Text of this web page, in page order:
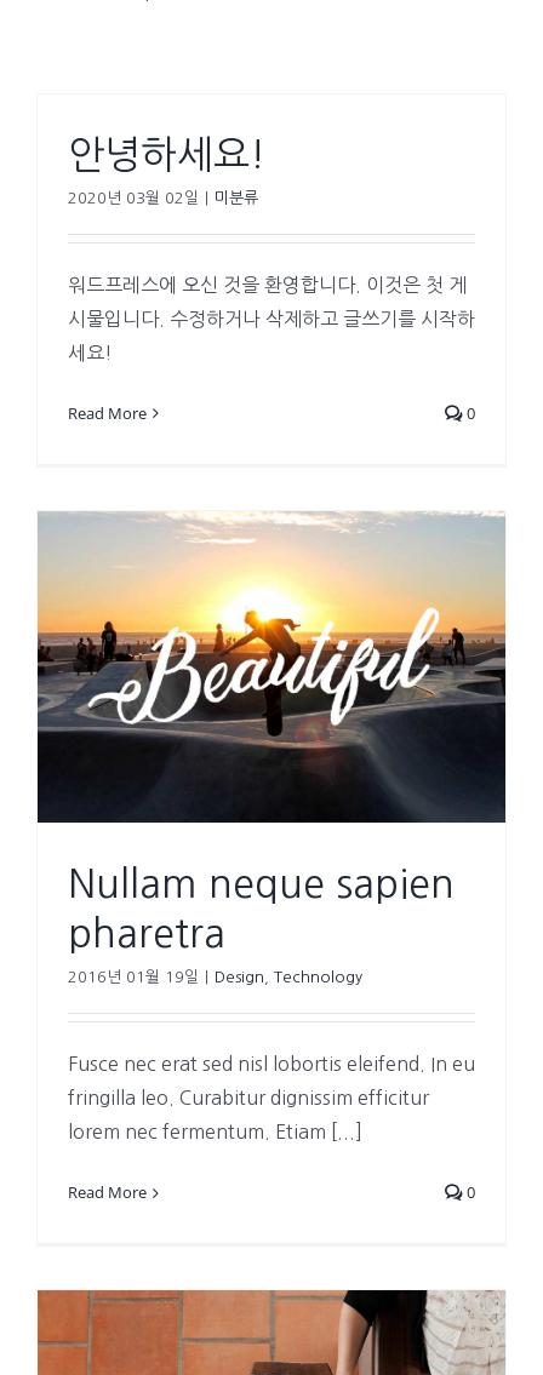
안녕하세요!
2020년 03월 02일 미분류
워드프레스에 오신 것을 환영합니다. 이것은 첫 게
시물입니다. 수정하거나 삭제하고 글쓰기를 시작하
세요!
Read More 0
Nullam neque sapien
pharetra
2016년 01월 19일 Design Technology
Fusce nec erat sed nisl lobortis eleifend. In eu
fringilla leo. Curabitur dignissim efficitur
lorem nec fermentum. Etiam [...]
Read More 0